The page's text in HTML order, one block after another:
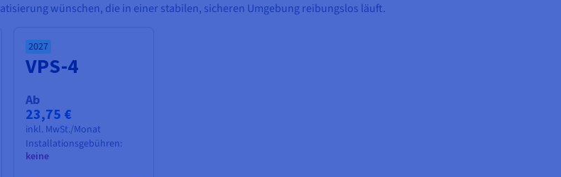
wünschen, die in einer stabilen, sicheren Umgebung reibungslos läuft.
2027
VPS-4
Ab
23,75 €
inkl. MwSt./Monat
Installationsgebühren:
keine